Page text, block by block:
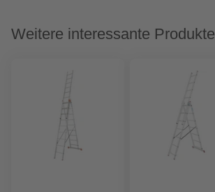
Weitere interessante Produkte